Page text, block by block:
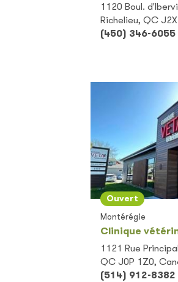
1120 Boul.
Richelieu, QC
(450) 346-6055
Clinique
Ouvert
Montérégie
1121 Rue
QC J0P 1Z0,
(514) 912-8382